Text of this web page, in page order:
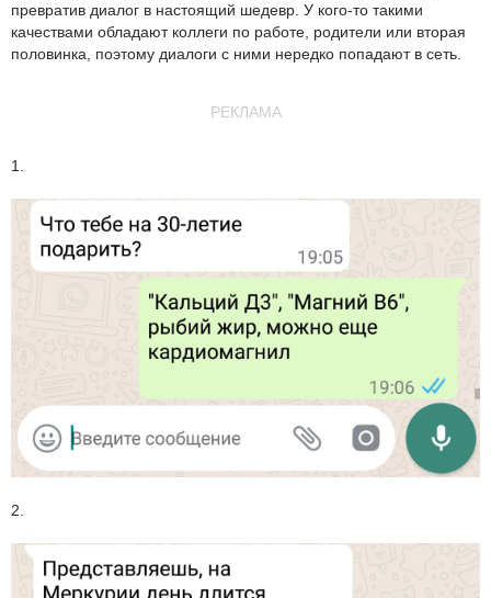
превратив диалог в настоящий шедевр. У кого-то такими
качествами обладают коллеги по работе, родители или вторая
половинка, поэтому диалоги с ними нередко попадают в сеть.
РЕКЛАМА
1.
2.